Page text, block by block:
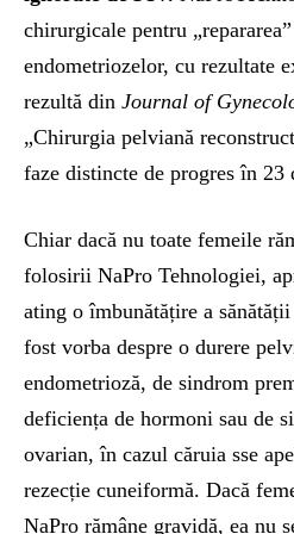
chirurgicale pentru
endometriozelor, cu rezultate
rezultă din Journal of
„Chirurgia pelviană
faze distincte de progres în 23
Chiar dacă nu toate femeile
folosirii NaPro Tehnologiei,
ating o îmbunătățire a
fost vorba despre o durere
endometrioză, de sindrom
deficiența de hormoni sau de
ovarian, în cazul căruia sse
rezecție cuneiformă. Dacă
NaPro rămâne gravidă, ea nu